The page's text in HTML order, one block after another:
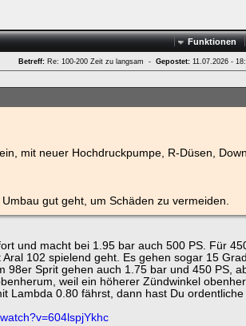
Funktionen
Betreff: Re: 100-200 Zeit zu langsam - Gepostet: 11.07.2026 -
mit neuer Hochdruckpumpe, R-Düsen,
gut geht, um Schäden zu vermeiden.
und macht bei 1.95 bar auch 500 PS. Für
102 spielend geht. Es gehen sogar 15 Grad
98er Sprit gehen auch 1.75 bar und 450 PS,
weil ein höherer Zündwinkel
Lambda 0.80 fährst, dann hast Du ordentliche